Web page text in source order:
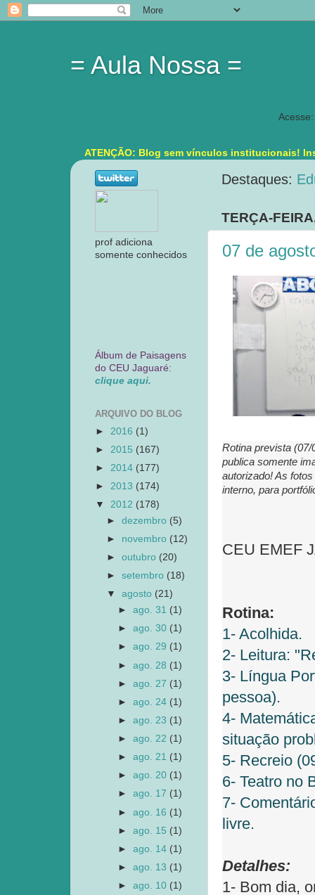
= Aula Nossa =
Acesse:
ATENÇÃO: Blog sem vínculos institucionais!
Destaques:
TERÇA-
07 de
Rotina prevista
publica somente
autorizado! As
interno, para
CEU EMEF
Rotina:
1- Acolhida.
2- Leitura:
3- Língua
pessoa).
4-
situação
5- Recreio
6- Teatro no
7-
livre.
Detalhes:
1- Bom dia,
prof adiciona
somente conhecidos
Álbum de Paisagens
do CEU Jaguaré:
clique aqui.
ARQUIVO DO BLOG
► 2016 (1)
► 2015 (167)
► 2014 (177)
► 2013 (174)
▼ 2012 (178)
►dezembro (5)
► novembro (12)
►outubro (20)
►setembro (18)
▼agosto (21)
►ago. 31 (1)
►ago. 30 (1)
►ago. 29 (1)
►ago. 28 (1)
►ago. 27 (1)
►ago. 24 (1)
►ago. 23 (1)
►ago. 22 (1)
►ago. 21 (1)
►ago. 20 (1)
►ago. 17 (1)
►ago. 16 (1)
►ago. 15 (1)
►ago. 14 (1)
►ago. 13 (1)
►ago. 10 (1)